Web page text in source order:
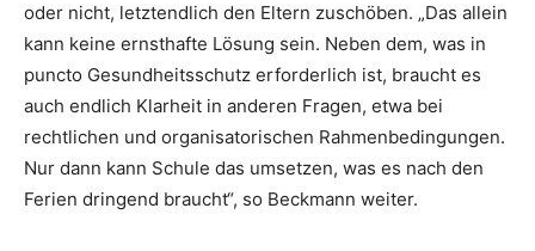
oder nicht, letztendlich den Eltern zuschöben. „Das allein
kann keine ernsthafte Lösung sein. Neben dem, was in
puncto Gesundheitsschutz erforderlich ist, braucht es
auch endlich Klarheit in anderen Fragen, etwa bei
rechtlichen und organisatorischen Rahmenbedingungen.
Nur dann kann Schule das umsetzen, was es nach den
Ferien dringend braucht“, so Beckmann weiter.